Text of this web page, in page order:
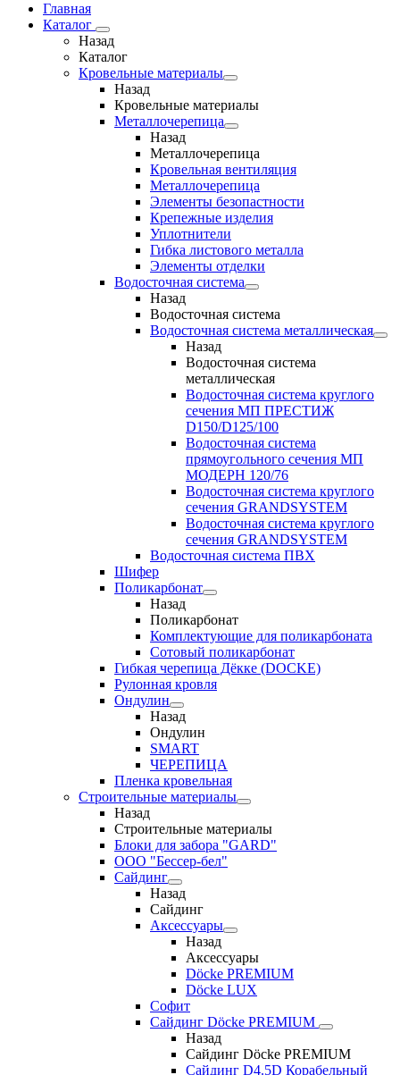
Главная
Каталог
Назад
Каталог
Кровельные материалы
Назад
Кровельные материалы
Металлочерепица
Назад
Металлочерепица
Кровельная вентиляция
Металлочерепица
Элементы безопастности
Крепежные изделия
Уплотнители
Гибка листового металла
Элементы отделки
Водосточная система
Назад
Водосточная система
Водосточная система металлическая
Назад
Водосточная система
металлическая
Водосточная система круглого
сечения МП ПРЕСТИЖ
D150/D125/100
Водосточная система
прямоугольного сечения МП
МОДЕРН 120/76
Водосточная система круглого
сечения GRANDSYSTEM
Водосточная система круглого
сечения GRANDSYSTEM
Водосточная система ПВХ
Шифер
Поликарбонат
Назад
Поликарбонат
Комплектующие для поликарбоната
Сотовый поликарбонат
Гибкая черепица Дёкке (DOCKE)
Рулонная кровля
Ондулин
Назад
Ондулин
SMART
ЧЕРЕПИЦА
Пленка кровельная
Строительные материалы
Назад
Строительные материалы
Блоки для забора "GARD"
ООО "Бессер-бел"
Сайдинг
Назад
Сайдинг
Аксессуары
Назад
Аксессуары
Döcke PREMIUM
Döcke LUX
Софит
Сайдинг Döcke PREMIUM
Назад
Сайдинг Döcke PREMIUM
Сайдинг D4.5D Корабельный